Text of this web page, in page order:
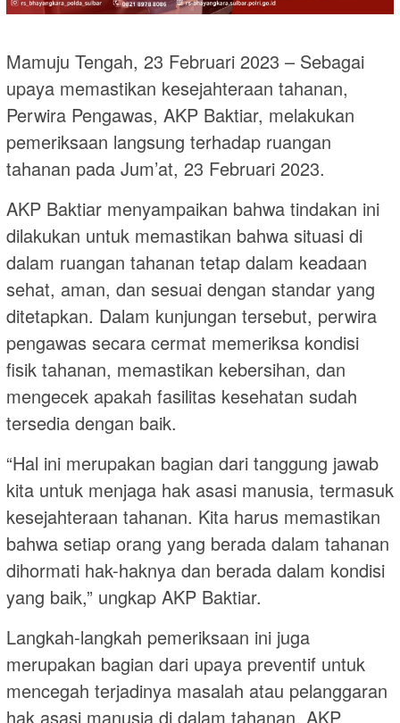
Mamuju Tengah, 23 Februari 2023 – Sebagai
upaya memastikan kesejahteraan tahanan,
Perwira Pengawas, AKP Baktiar, melakukan
pemeriksaan langsung terhadap ruangan
tahanan pada Jum’at, 23 Februari 2023.
AKP Baktiar menyampaikan bahwa tindakan ini
dilakukan untuk memastikan bahwa situasi di
dalam ruangan tahanan tetap dalam keadaan
sehat, aman, dan sesuai dengan standar yang
ditetapkan. Dalam kunjungan tersebut, perwira
pengawas secara cermat memeriksa kondisi
fisik tahanan, memastikan kebersihan, dan
mengecek apakah fasilitas kesehatan sudah
tersedia dengan baik.
“Hal ini merupakan bagian dari tanggung jawab
kita untuk menjaga hak asasi manusia, termasuk
kesejahteraan tahanan. Kita harus memastikan
bahwa setiap orang yang berada dalam tahanan
dihormati hak-haknya dan berada dalam kondisi
yang baik,” ungkap AKP Baktiar.
Langkah-langkah pemeriksaan ini juga
merupakan bagian dari upaya preventif untuk
mencegah terjadinya masalah atau pelanggaran
hak asasi manusia di dalam tahanan. AKP